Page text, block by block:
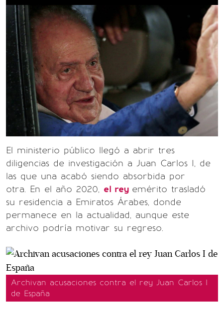
El ministerio público llegó a abrir tres
diligencias de investigación a Juan Carlos I, de
las que una acabó siendo absorbida por
otra. En el año 2020, el rey emérito trasladó
su residencia a Emiratos Árabes, donde
permanece en la actualidad, aunque este
archivo podría motivar su regreso.
Archivan acusaciones contra el rey Juan Carlos I
de España